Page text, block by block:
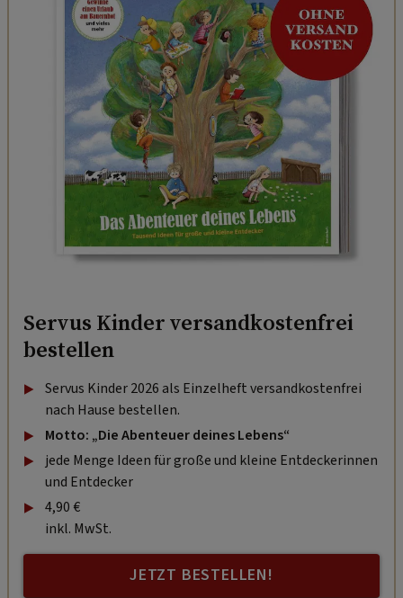
Servus Kinder versandkostenfrei
bestellen
Servus Kinder 2026 als Einzelheft versandkostenfrei
nach Hause bestellen.
Motto: „Die Abenteuer deines Lebens“
jede Menge Ideen für große und kleine Entdeckerinnen
und Entdecker
4,90 €
inkl. MwSt.
JETZT BESTELLEN!